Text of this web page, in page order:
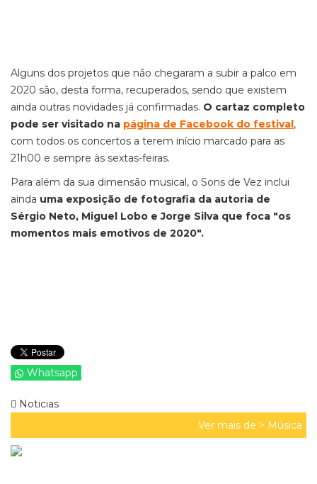
Alguns dos projetos que não chegaram a subir a palco em
2020 são, desta forma, recuperados, sendo que existem
ainda outras novidades já confirmadas. O cartaz completo
pode ser visitado na página de Facebook do festival,
com todos os concertos a terem início marcado para as
21h00 e sempre às sextas-feiras.
Para além da sua dimensão musical, o Sons de Vez inclui
ainda uma exposição de fotografia da autoria de
Sérgio Neto, Miguel Lobo e Jorge Silva que foca "os
momentos mais emotivos de 2020".
Whatsapp
Noticias
Ver mais de > Música